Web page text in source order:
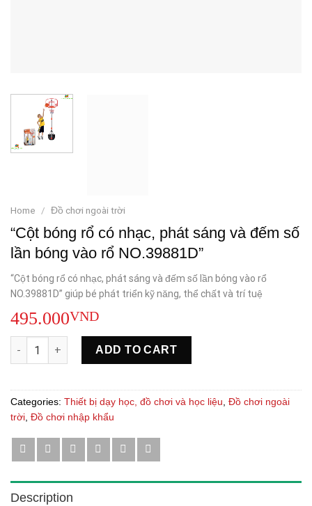
Home / Đồ chơi ngoài trời
“Cột bóng rổ có nhạc, phát sáng và đếm số
lần bóng vào rổ NO.39881D”
“Cột bóng rổ có nhạc, phát sáng và đếm số lần bóng vào rổ
NO.39881D” giúp bé phát triển kỹ năng, thể chất và trí tuệ
495.000VND
"Cột bóng rổ có nhạc, phát sáng và đếm số lần bóng vào rổ
ADD TO CART
Categories: Thiết bị dạy học, đồ chơi và học liệu Đồ chơi ngoài
trời Đồ chơi nhập khẩu
Description